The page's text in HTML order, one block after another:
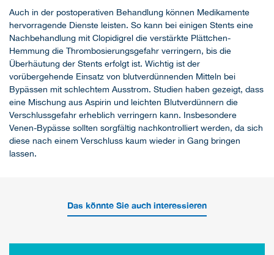
Auch in der postoperativen Behandlung können Medikamente
hervorragende Dienste leisten. So kann bei einigen Stents eine
Nachbehandlung mit Clopidigrel die verstärkte Plättchen-
Hemmung die Thrombosierungsgefahr verringern, bis die
Überhäutung der Stents erfolgt ist. Wichtig ist der
vorübergehende Einsatz von blutverdünnenden Mitteln bei
Bypässen mit schlechtem Ausstrom. Studien haben gezeigt, dass
eine Mischung aus Aspirin und leichten Blutverdünnern die
Verschlussgefahr erheblich verringern kann. Insbesondere
Venen-Bypässe sollten sorgfältig nachkontrolliert werden, da sich
diese nach einem Verschluss kaum wieder in Gang bringen
lassen.
Das könnte Sie auch interessieren